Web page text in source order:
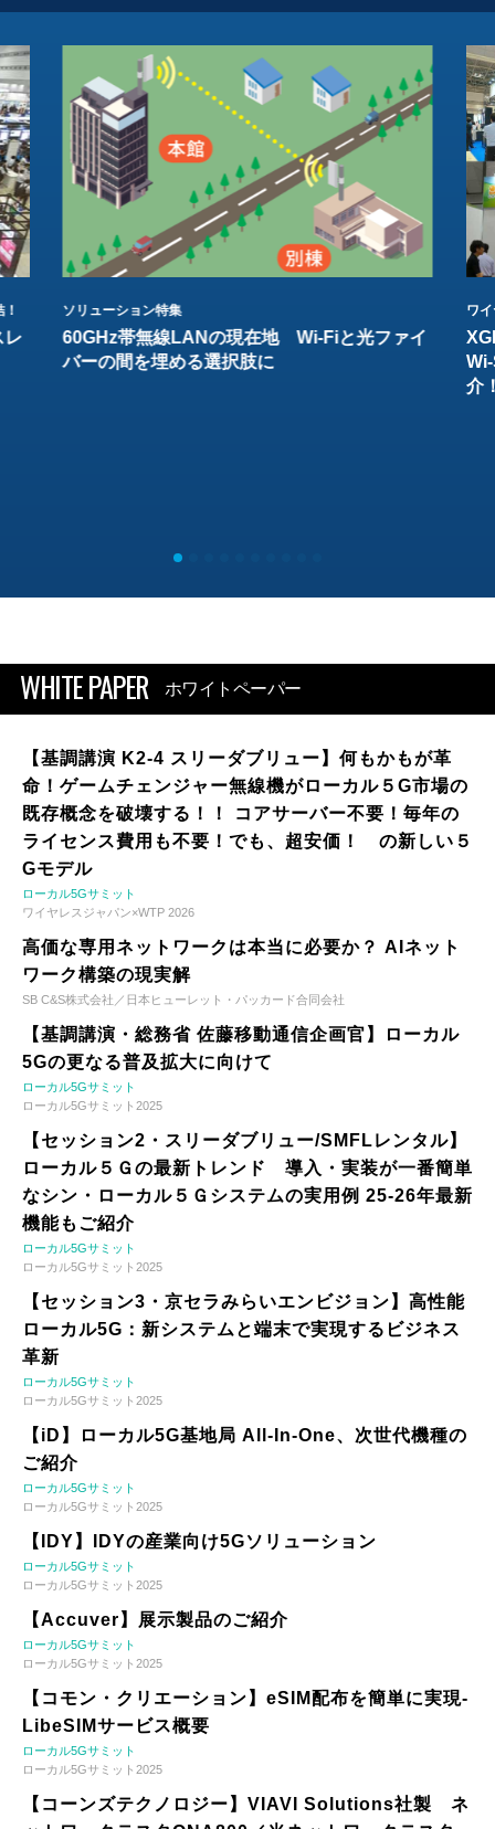
レ
ソリューション特集
60GHz帯無線LANの現在地 Wi-Fiと光ファイ
バーの間を埋める選択肢に
ワ
介
WHITE PAPER ホワイトペーパー
【基調講演 K2-4 スリーダブリュー】何もかもが革
命！ゲームチェンジャー無線機がローカル５G市場の
既存概念を破壊する！！ コアサーバー不要！毎年の
ライセンス費用も不要！でも、超安価！ の新しい５
Gモデル
ローカル5Gサミット
ワイヤレスジャパン×WTP 2026
高価な専用ネットワークは本当に必要か？ AIネット
ワーク構築の現実解
SB C&S株式会社／日本ヒューレット・パッカード合同会社
【基調講演・総務省 佐藤移動通信企画官】ローカル
5Gの更なる普及拡大に向けて
ローカル5Gサミット
ローカル5Gサミット2025
【セッション2・スリーダブリュー/SMFLレンタル】
ローカル５Ｇの最新トレンド 導入・実装が一番簡単
なシン・ローカル５Ｇシステムの実用例 25-26年最新
機能もご紹介
ローカル5Gサミット
ローカル5Gサミット2025
【セッション3・京セラみらいエンビジョン】高性能
ローカル5G：新システムと端末で実現するビジネス
革新
ローカル5Gサミット
ローカル5Gサミット2025
【iD】ローカル5G基地局 All-In-One、次世代機種の
ご紹介
ローカル5Gサミット
ローカル5Gサミット2025
【IDY】IDYの産業向け5Gソリューション
ローカル5Gサミット
ローカル5Gサミット2025
【Accuver】展示製品のご紹介
ローカル5Gサミット
ローカル5Gサミット2025
【コモン・クリエーション】eSIM配布を簡単に実現-
LibeSIMサービス概要
ローカル5Gサミット
ローカル5Gサミット2025
【コーンズテクノロジー】VIAVI Solutions社製 ネ